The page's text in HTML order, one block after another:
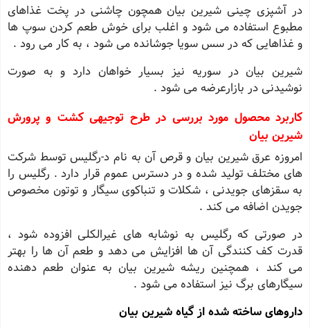
در آشپزی چینی شیرین بیان همچون چاشنی در پخت غذاهای
مطبوع استفاده می شود و اغلب برای خوش طعم کردن سوپ ها
و غذاهایی که در سس سویا جوشانده می شود ، به کار می رود .
شیرین بیان در سوریه نیز بسیار خواهان دارد و به صورت
نوشیدنی در بازارعرضه می شود .
کاربرد محصول مورد بررسی در طرح توجیهی کشت و پرورش
شیرین بیان
امروزه عرق شیرین بیان و قرص آن به نام د-رگلیس توسط شرکت
های مختلف تولید شده و در دسترس عموم قرار دارد . رگلیس را
به سقزهای جویدنی ، شکلات و تنباکوی سیگار و توتون مخصوص
جویدن اضافه می کند .
در صورتی که رگلیس به نوشابه های غیرالکلی افزوده شود ،
قدرت کف کنندگی آن ها افزایش می دهد و طعم آن ها را بهتر
می کند ، همچنین ریشه شیرین بیان به عنوان طعم دهنده
سیگارهای برگ نیز استفاده می شود .
داروهای ساخته شده از گیاه شیرین بیان